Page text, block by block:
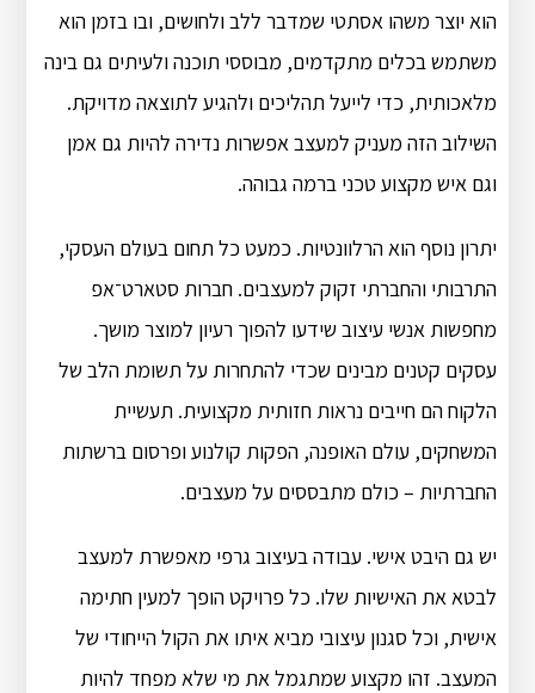
הוא יוצר משהו אסתטי שמדבר ללב ולחושים, ובו בזמן הוא
משתמש בכלים מתקדמים, מבוססי תוכנה ולעיתים גם בינה
מלאכותית, כדי לייעל תהליכים ולהגיע לתוצאה מדויקת.
השילוב הזה מעניק למעצב אפשרות נדירה להיות גם אמן
וגם איש מקצוע טכני ברמה גבוהה.
יתרון נוסף הוא הרלוונטיות. כמעט כל תחום בעולם העסקי,
התרבותי והחברתי זקוק למעצבים. חברות סטארט־אפ
מחפשות אנשי עיצוב שידעו להפוך רעיון למוצר מושך.
עסקים קטנים מבינים שכדי להתחרות על תשומת הלב של
הלקוח הם חייבים נראות חזותית מקצועית. תעשיית
המשחקים, עולם האופנה, הפקות קולנוע ופרסום ברשתות
החברתיות – כולם מתבססים על מעצבים.
יש גם היבט אישי. עבודה בעיצוב גרפי מאפשרת למעצב
לבטא את האישיות שלו. כל פרויקט הופך למעין חתימה
אישית, וכל סגנון עיצובי מביא איתו את הקול הייחודי של
המעצב. זהו מקצוע שמתגמל את מי שלא מפחד להיות